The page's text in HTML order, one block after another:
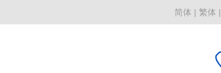
简体 | 繁体 |